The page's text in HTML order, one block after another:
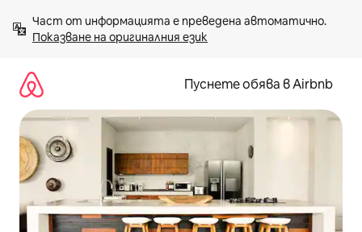
към
съдържанието
Показване на оригиналния език
Пуснете обява в Airbnb